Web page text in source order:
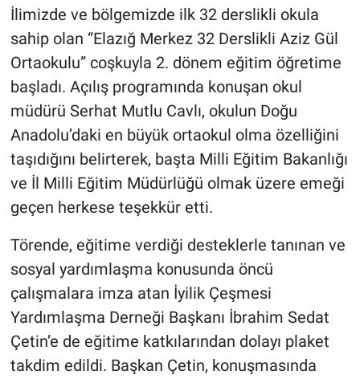
İlimizde ve bölgemizde ilk 32 derslikli okula
sahip olan “Elazığ Merkez 32 Derslikli Aziz Gül
Ortaokulu” coşkuyla 2. dönem eğitim öğretime
başladı. Açılış programında konuşan okul
müdürü Serhat Mutlu Cavlı, okulun Doğu
Anadolu’daki en büyük ortaokul olma özelliğini
taşıdığını belirterek, başta Milli Eğitim Bakanlığı
ve İl Milli Eğitim Müdürlüğü olmak üzere emeği
geçen herkese teşekkür etti.
Törende, eğitime verdiği desteklerle tanınan ve
sosyal yardımlaşma konusunda öncü
çalışmalara imza atan İyilik Çeşmesi
Yardımlaşma Derneği Başkanı İbrahim Sedat
Çetin’e de eğitime katkılarından dolayı plaket
takdim edildi. Başkan Çetin, konuşmasında